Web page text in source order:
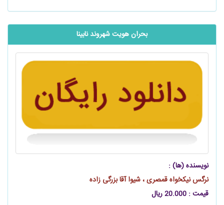
بحران هویت شهروند نابینا
نویسنده (ها) :
نرگس نیکخواه قمصری ، شیوا آقا بزرگی زاده
قیمت : 20.000 ریال